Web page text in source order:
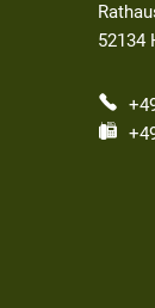
52134